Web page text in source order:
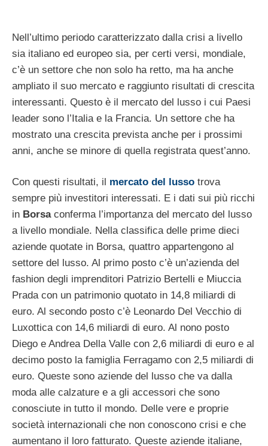
Nell’ultimo periodo caratterizzato dalla crisi a livello
sia italiano ed europeo sia, per certi versi, mondiale,
c’è un settore che non solo ha retto, ma ha anche
ampliato il suo mercato e raggiunto risultati di crescita
interessanti. Questo è il mercato del lusso i cui Paesi
leader sono l’Italia e la Francia. Un settore che ha
mostrato una crescita prevista anche per i prossimi
anni, anche se minore di quella registrata quest’anno.
Con questi risultati, il mercato del lusso trova
sempre più investitori interessati. E i dati sui più ricchi
in Borsaconferma l’importanza del mercato del lusso
a livello mondiale. Nella classifica delle prime dieci
aziende quotate in Borsa, quattro appartengono al
settore del lusso. Al primo posto c’è un’azienda del
fashion degli imprenditori Patrizio Bertelli e Miuccia
Prada con un patrimonio quotato in 14,8 miliardi di
euro. Al secondo posto c’è Leonardo Del Vecchio di
Luxottica con 14,6 miliardi di euro. Al nono posto
Diego e Andrea Della Valle con 2,6 miliardi di euro e al
decimo posto la famiglia Ferragamo con 2,5 miliardi di
euro. Queste sono aziende del lusso che va dalla
moda alle calzature e a gli accessori che sono
conosciute in tutto il mondo. Delle vere e proprie
società internazionali che non conoscono crisi e che
aumentano il loro fatturato. Queste aziende italiane,